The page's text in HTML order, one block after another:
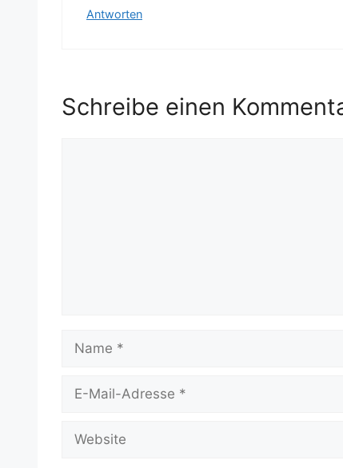
Antworten
Schreibe einen
Name
Adresse
Website